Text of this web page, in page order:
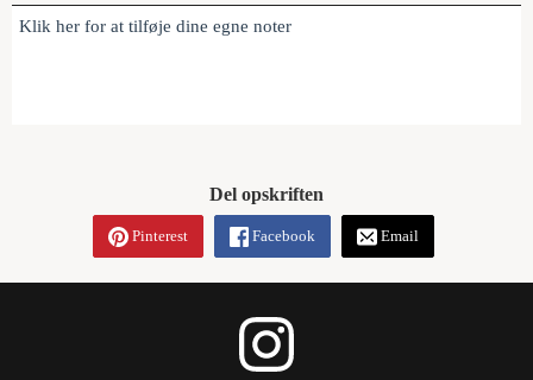
Klik her for at tilføje dine egne noter
Del opskriften
Pinterest Facebook Email